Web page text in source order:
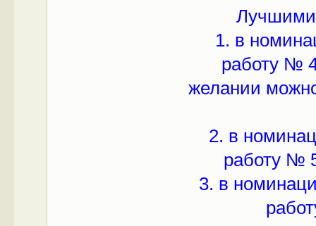
Лучшими
1. в
работу №
желании
2. в
работу №
3. в